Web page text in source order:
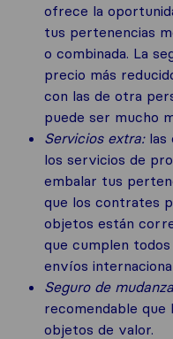
ofrece la
tus pertenencias
o combinada. La
precio más
con las de otra
puede ser mucho
Servicios extra: las
los servicios de
embalar tus
que los contrates
objetos están
que cumplen
envíos
Seguro de
recomendable
objetos de valor.